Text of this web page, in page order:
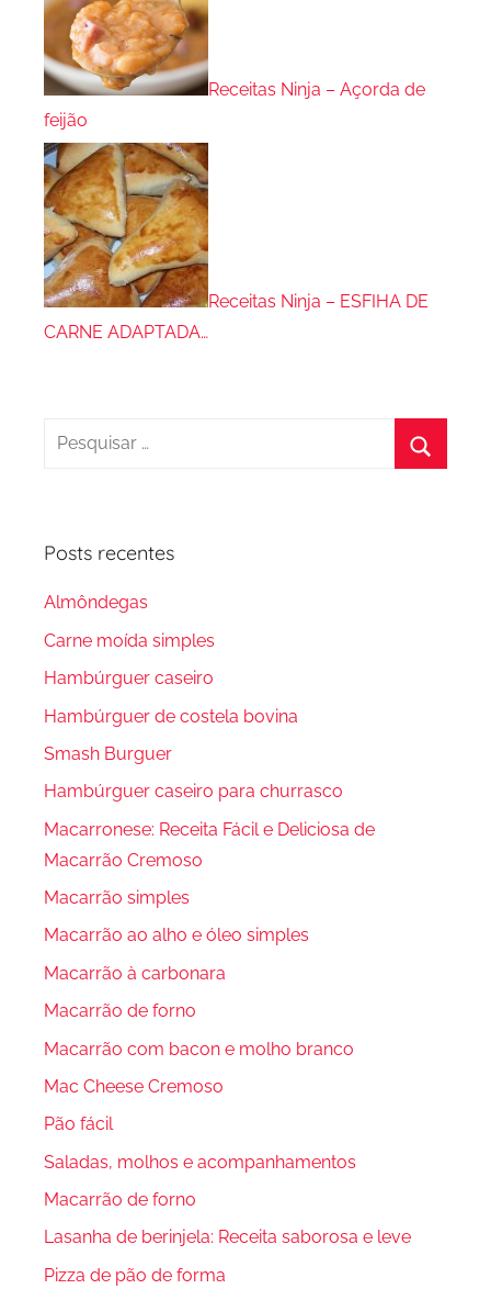
Receitas Ninja – Açorda de
feijão
Receitas Ninja – ESFIHA DE
CARNE ADAPTADA…
Pesquisar
Posts recentes
Almôndegas
Carne moída simples
Hambúrguer caseiro
Hambúrguer de costela bovina
Smash Burguer
Hambúrguer caseiro para churrasco
Macarronese: Receita Fácil e Deliciosa de
Macarrão Cremoso
Macarrão simples
Macarrão ao alho e óleo simples
Macarrão à carbonara
Macarrão de forno
Macarrão com bacon e molho branco
Mac Cheese Cremoso
Pão fácil
Saladas, molhos e acompanhamentos
Macarrão de forno
Lasanha de berinjela: Receita saborosa e leve
Pizza de pão de forma